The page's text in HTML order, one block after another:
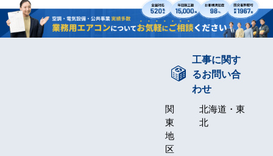
工事に関す
るお問い合
わせ
関
東
地
区
北海道・東
北